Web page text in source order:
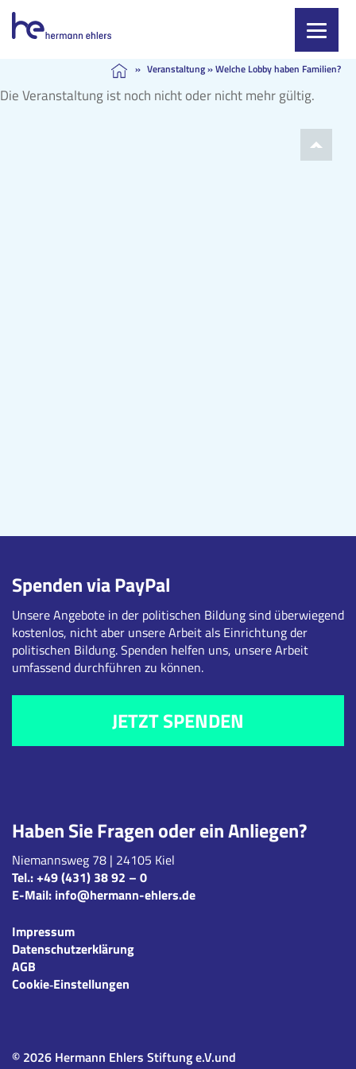
content
» Veranstaltung»Welche Lobby haben Familien?
Die Veranstaltung ist noch nicht oder nicht mehr gültig.
Haben Sie Fragen oder ein Anliegen?
Niemannsweg 78 | 24105 Kiel
Tel.:+49 (431) 38 92 – 0
E-Mail: info@hermann-ehlers.de
Impressum
Datenschutzerklärung
AGB
Cookie‑Einstellungen
Spenden via PayPal
Unsere Angebote in der politischen Bildung sind überwiegend
kostenlos, nicht aber unsere Arbeit als Einrichtung der
politischen Bildung. Spenden helfen uns, unsere Arbeit
umfassend durchführen zu können.
JETZT SPENDEN
© 2026 Hermann Ehlers Stiftung e.V.und